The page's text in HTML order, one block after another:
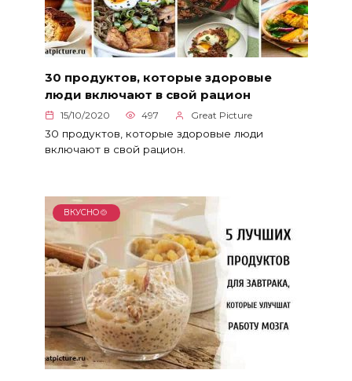
30 продуктов, которые здоровые
люди включают в свой рацион
15/10/2020 497 Great Picture
30 продуктов, которые здоровые люди
включают в свой рацион.
ВКУСНО🍲